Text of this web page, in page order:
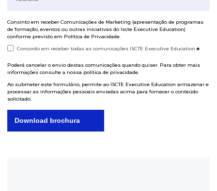
Consinto em receber Comunicações de Marketing (apresentação de programas
de formação, eventos ou outras iniciativas do Iscte Executive Education)
conforme previsto em Política de Privacidade.
Concordo em receber todas as comunicações ISCTE Executive Education.*
Poderá cancelar o envio destas comunicações quando quiser. Para obter mais
informações consulte a nossa política de privacidade.
Ao submeter este formulário, permite ao ISCTE Executive Education armazenar e
processar as informações pessoais enviadas acima para fornecer o conteúdo
solicitado.